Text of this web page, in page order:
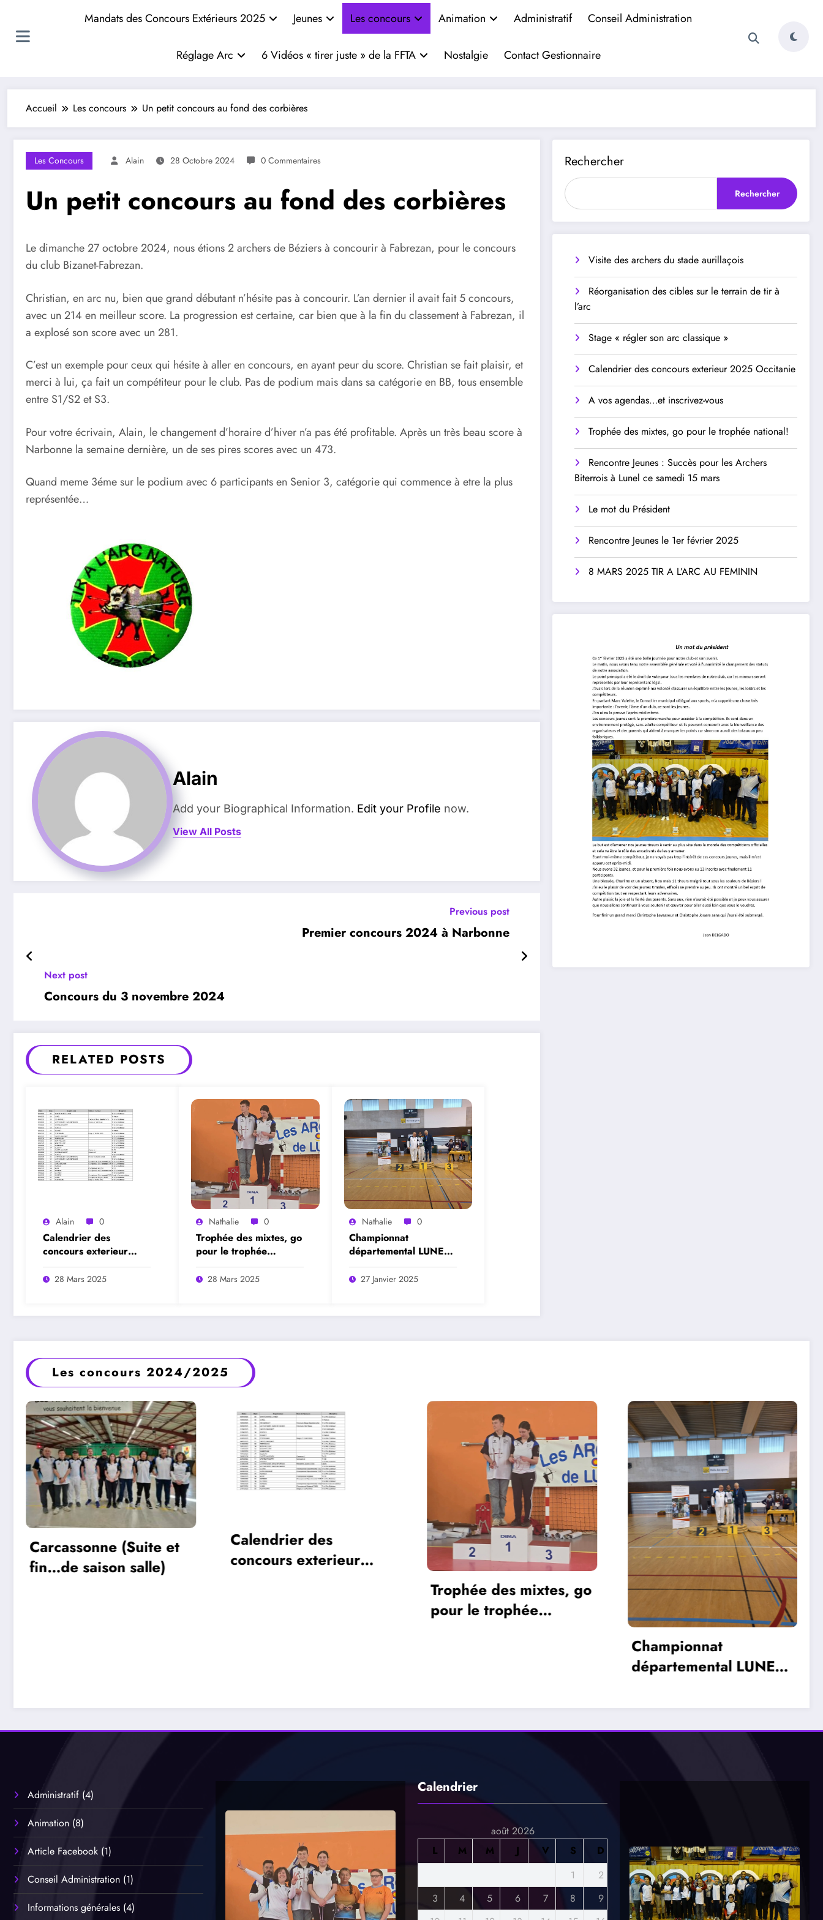
Mandats des Concours Extérieurs 2025 Jeunes Les concours Animation Administratif Conseil Administration
Réglage Arc 6 Vidéos « tirer juste » de la FFTA Nostalgie Contact Gestionnaire
Accueil Les concours Un petit concours au fond des corbières
Les Concours Alain 28 Octobre 2024 0 Commentaires
Un petit concours au fond des corbières
Le dimanche 27 octobre 2024, nous étions 2 archers de Béziers à concourir à Fabrezan, pour le concours
du club Bizanet-Fabrezan.
Christian, en arc nu, bien que grand débutant n’hésite pas à concourir. L’an dernier il avait fait 5 concours,
avec un 214 en meilleur score. La progression est certaine, car bien que à la fin du classement à Fabrezan, il
a explosé son score avec un 281.
C’est un exemple pour ceux qui hésite à aller en concours, en ayant peur du score. Christian se fait plaisir, et
merci à lui, ça fait un compétiteur pour le club. Pas de podium mais dans sa catégorie en BB, tous ensemble
entre S1/S2 et S3.
Pour votre écrivain, Alain, le changement d’horaire d’hiver n’a pas été profitable. Après un très beau score à
Narbonne la semaine dernière, un de ses pires scores avec un 473.
Quand meme 3éme sur le podium avec 6 participants en Senior 3, catégorie qui commence à etre la plus
représentée…
Alain
Add your Biographical Information. Edit your Profile now.
View All Posts
Previous post
Premier concours 2024 à Narbonne
Next post
Concours du 3 novembre 2024
RELATED POSTS
Alain 0
Calendrier des
concours exterieur
2025 Occitanie
28 Mars 2025
Nathalie 0
Trophée des mixtes, go
pour le trophée
national!
28 Mars 2025
Nathalie 0
Championnat
départemental LUNEL
les 25 et 26 janvier
2025
27 Janvier 2025
Rechercher
Rechercher
Visite des archers du stade aurillaçois
Réorganisation des cibles sur le terrain de tir à
l’arc
Stage « régler son arc classique »
Calendrier des concours exterieur 2025 Occitanie
A vos agendas…et inscrivez-vous
Trophée des mixtes, go pour le trophée national!
Rencontre Jeunes : Succès pour les Archers
Biterrois à Lunel ce samedi 15 mars
Le mot du Président
Rencontre Jeunes le 1er février 2025
8 MARS 2025 TIR A L’ARC AU FEMININ
Les concours 2024/2025
Calendrier des
concours exterieur
2025 Occitanie
2025
Dimanche 19 janvier
2025 dernier concours
avant les championnats
Administratif (4)
Animation (8)
Article Facebook (1)
Conseil Administration (1)
Informations générales (4)
Calendrier
août 2026
L
M M J V S
D
1
2
3
4 5 6 7 8
9